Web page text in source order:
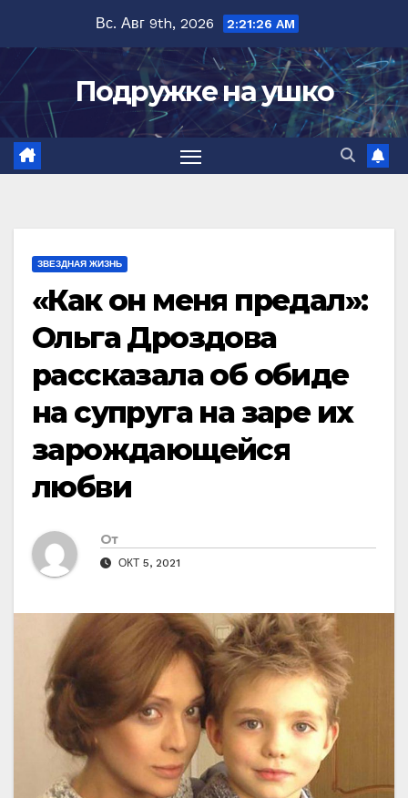
содержимому
Вс. Авг 9th, 2026 2:21:27 AM
Подружке на ушко
ЗВЕЗДНАЯ ЖИЗНЬ
«Как он меня предал»:
Ольга Дроздова
рассказала об обиде
на супруга на заре их
зарождающейся
любви
От
ОКТ 5, 2021